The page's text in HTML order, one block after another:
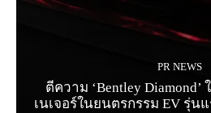
PR NEWS
ตีความ ‘Bentley
เนเจอร์ในยนตรกรรม EV รุ่